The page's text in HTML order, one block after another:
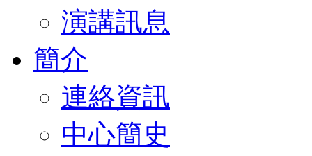
演講訊息
簡介
連絡資訊
中心簡史